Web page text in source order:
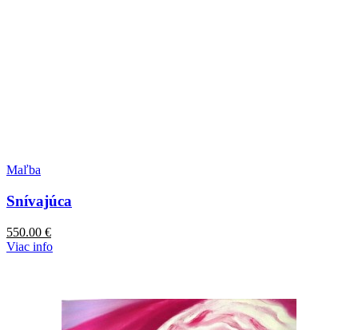
Maľba
Snívajúca
550.00 €
Viac info